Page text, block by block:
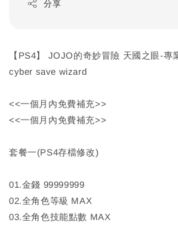
分享
【PS4】 JOJO的奇妙冒險 天國之眼-專
cyber save wizard
<<一個月內免費補充>>
<<一個月內免費補充>>
套餐一(PS4存檔修改)
01.金錢 99999999
02.全角色等級 MAX
03.全角色技能點數 MAX